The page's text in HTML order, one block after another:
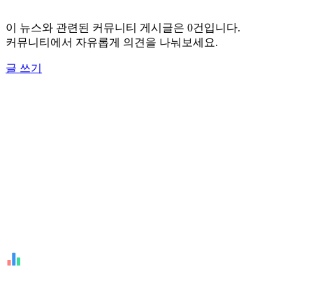
이 뉴스와 관련된 커뮤니티 게시글은 0건입니다.
커뮤니티에서 자유롭게 의견을 나눠보세요.
글 쓰기